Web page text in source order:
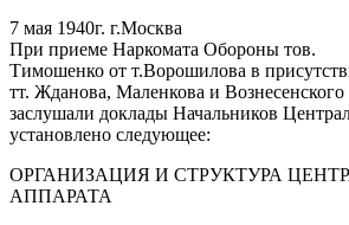
7 мая 1940г. г.Москва
При приеме Наркомата Обороны тов.
Тимошенко от т.Ворошилова в
тт. Жданова, Маленкова и Вознесенского
заслушали доклады Начальников
установлено следующее:
ОРГАНИЗАЦИЯ И СТРУКТУРА
АППАРАТА